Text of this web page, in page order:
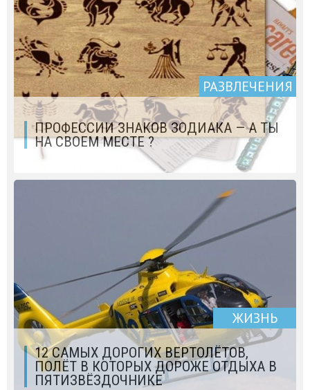
РАЗВЛЕЧЕНИЯ
ПРОФЕССИИ ЗНАКОВ ЗОДИАКА — А ТЫ
НА СВОЕМ МЕСТЕ ?
ЖИЗНЬ
12 САМЫХ ДОРОГИХ ВЕРТОЛЁТОВ,
ПОЛЁТ В КОТОРЫХ ДОРОЖЕ ОТДЫХА В
ПЯТИЗВЁЗДОЧНИКЕ